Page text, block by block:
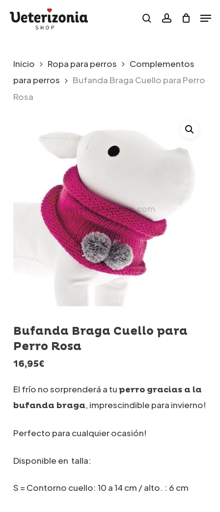
searchaccount
Inicio Ropa para perros
Complementos
para perros
Bufanda Braga Cuello para Perro
Rosa
Bufanda Braga Cuello para
Perro Rosa
16,95€
El frío no sorprenderá a tuperro gracias a la
bufanda braga, imprescindible para invierno!
Perfecto para cualquier ocasión!
Disponible en talla:
S = Contorno cuello: 10 a 14 cm / alto. : 6 cm